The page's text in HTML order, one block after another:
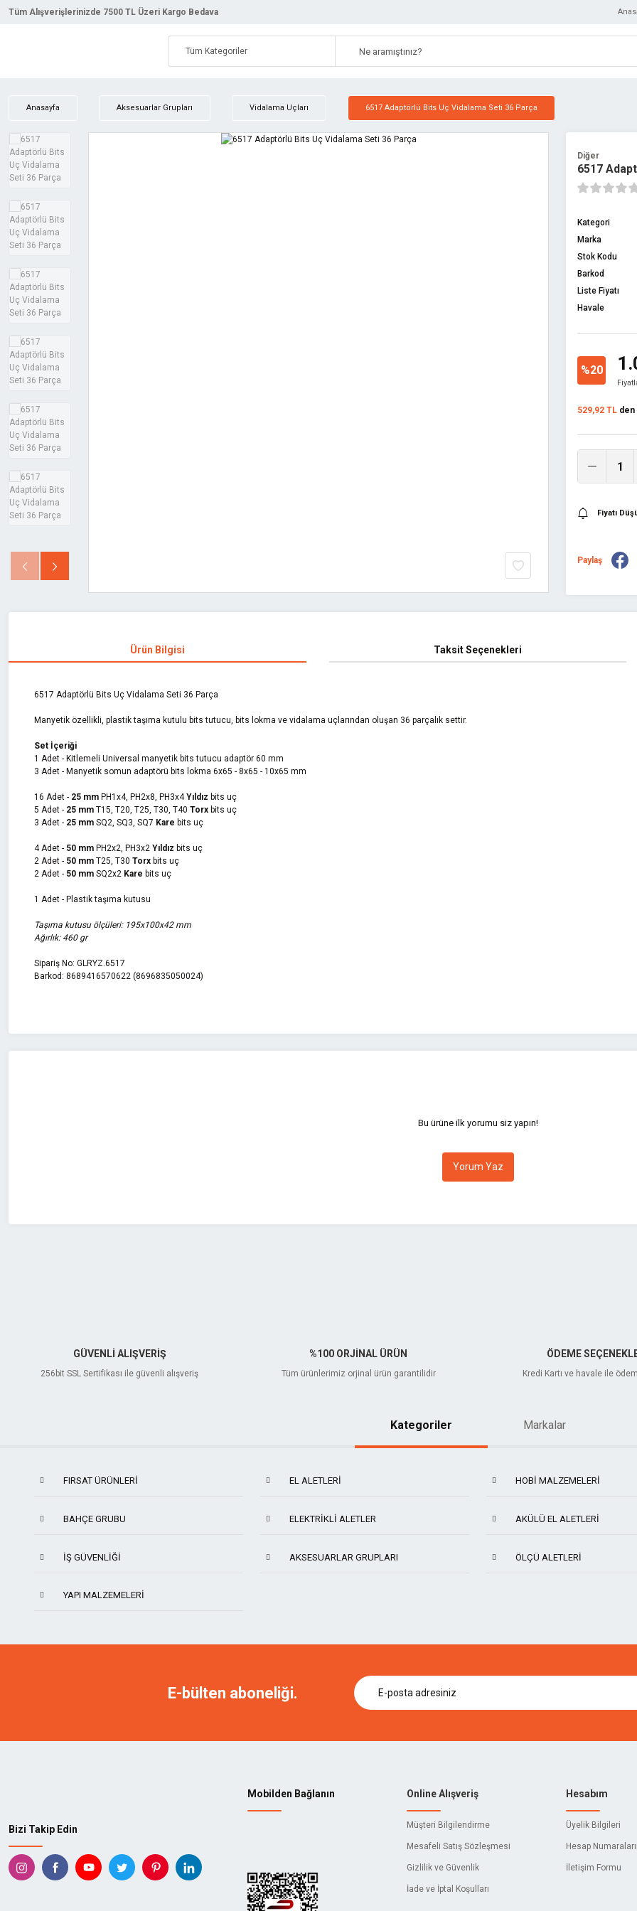
Tüm Alışverişlerinizde 7500 TL Üzeri Kargo Bedava
Anasayfa Aksesuarlar Grupları Vidalama Uçları 6517 Adaptörlü Bits Uç Vidalama Seti 36 Parça
Diğer
6517
Kategori
Marka
Stok Kodu
Barkod
Liste Fiyatı
Havale
%20
529,92 TL den
Fiyatı
Paylaş
Ürün Bilgisi Taksit Seçenekleri
6517 Adaptörlü Bits Uç Vidalama Seti 36 Parça
Manyetik özellikli, plastik taşıma kutulu bits tutucu, bits lokma ve vidalama uçlarından oluşan 36 parçalık settir.
Set İçeriği
1 Adet - Kitlemeli Universal manyetik bits tutucu adaptör 60 mm
3 Adet - Manyetik somun adaptörü bits lokma 6x65 - 8x65 - 10x65 mm
16 Adet - 25 mm PH1x4, PH2x8, PH3x4Yıldız bits uç
5 Adet - 25 mm T15, T20, T25, T30, T40 Torx bits uç
3 Adet - 25 mm SQ2, SQ3, SQ7 Kare bits uç
4 Adet - 50 mm PH2x2, PH3x2 Yıldız bits uç
2 Adet - 50 mm T25, T30 Torx bits uç
2 Adet - 50 mm SQ2x2 Kare bits uç
1 Adet - Plastik taşıma kutusu
Taşıma kutusu ölçüleri: 195x100x42 mm
Ağırlık: 460 gr
Sipariş No: GLRYZ.6517
Barkod: 8689416570622 (8696835050024)
Görüş ve önerileriniz için teşekkür ederiz.
Bu ürüne ilk yorumu siz yapın!
Yorum Yaz
GÜVENLİ ALIŞVERİŞ
256bit SSL Sertifikası ile güvenli alışveriş
%100 ORJİNAL ÜRÜN
Tüm ürünlerimiz orjinal ürün garantilidir
ÖDEME
Kredi Kartı ve havale ile
Kategoriler Markalar
FIRSAT ÜRÜNLERİ EL ALETLERI HOBI MALZEMELERI
BAHÇE GRUBU ELEKTRIKLI ALETLER AKÜLÜ EL ALETLERI
İŞ GÜVENLIĞI AKSESUARLAR GRUPLARI ÖLÇÜ ALETLERI
YAPI MALZEMELERI
KING ARTHUR'S TOOLS
ACTIVEHAND
AKÇALI AKS
ALF
E-bülten aboneliği.
Bizi Takip Edin
Mobilden Bağlanın Online Alışveriş
Müşteri Bilgilendirme
Mesafeli Satış Sözleşmesi
Gizlilik ve Güvenlik
İade ve İptal Koşulları
Hesabım
Üyelik Bilgileri
Hesap
İletişim Formu